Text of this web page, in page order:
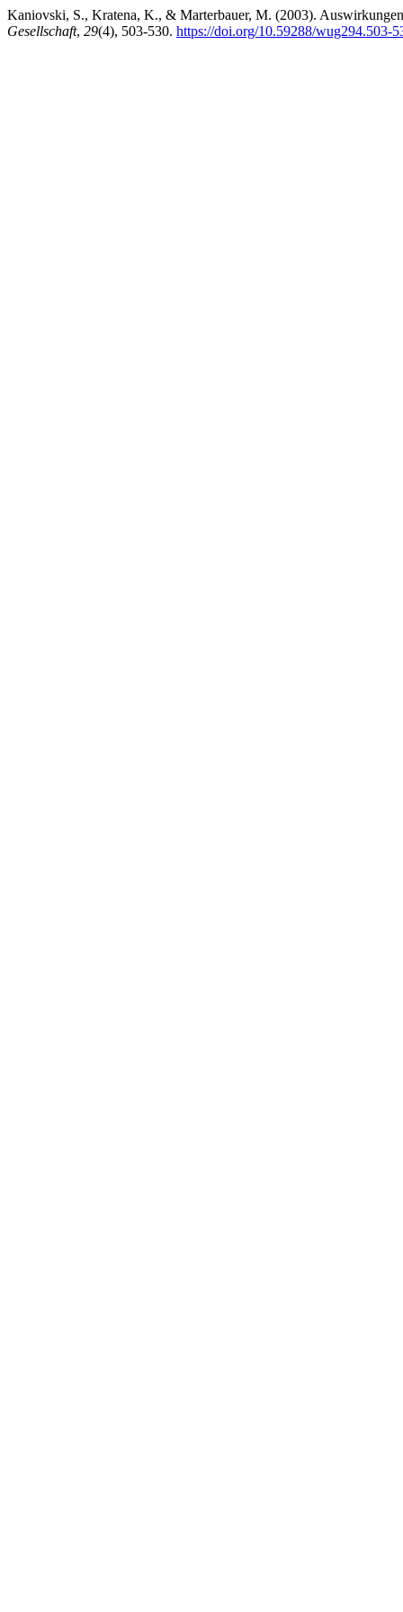
Kaniovski, S., Kratena, K., & Marterbauer, M. (2003).
Gesellschaft, 29(4), 503-530. https://doi.org/10.59288/wug294.503-